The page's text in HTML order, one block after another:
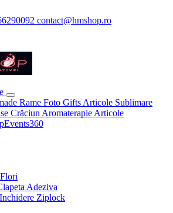
contact@hmshop.ro
Rame Foto Gifts Articole Sublimare
Crăciun Aromaterapie Articole
Adeziva
Ziplock